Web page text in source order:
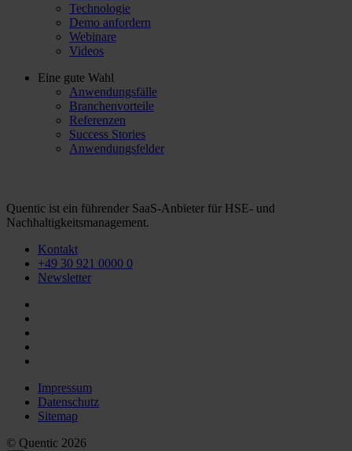
Technologie
Demo anfordern
Webinare
Videos
Eine gute Wahl
Anwendungsfälle
Branchenvorteile
Referenzen
Success Stories
Anwendungsfelder
Quentic ist ein führender SaaS-Anbieter für HSE- und
Nachhaltigkeitsmanagement.
Kontakt
+49 30 921 0000 0
Newsletter
Impressum
Datenschutz
Sitemap
© Quentic 2026